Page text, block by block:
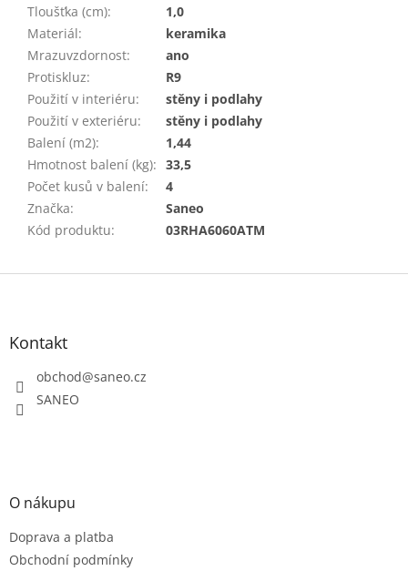
Tloušťka (cm):
1,0
Materiál:
keramika
Mrazuvzdornost:
ano
Protiskluz:
R9
Použití v interiéru:
stěny i podlahy
Použití v exteriéru:
stěny i podlahy
Balení (m2):
1,44
Hmotnost balení (kg): 33,5
Počet kusů v balení:
4
Značka:
Saneo
Kód produktu: 03RHA6060ATM
Z
Kontakt
obchod@saneo.cz
SANEO
O nákupu
Doprava a platba
Obchodní podmínky